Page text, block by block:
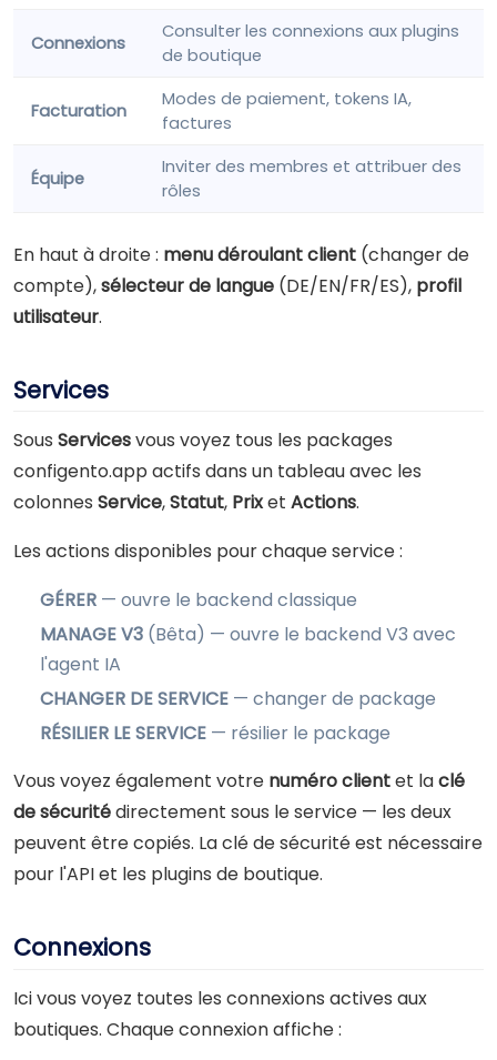
Connexions
Consulter les connexions aux plugins
de boutique
Facturation
Modes de paiement, tokens IA,
factures
Équipe
Inviter des membres et attribuer des
rôles
En haut à droite : menu déroulant client (changer de
compte),sélecteur de langue (DE/EN/FR/ES), profil
utilisateur.
Services
Sous Servicesvous voyez tous les packages
configento.app actifs dans un tableau avec les
colonnes Service,Statut, Prixet Actions.
Les actions disponibles pour chaque service :
GÉRER — ouvre le backend classique
MANAGE V3 (Bêta) — ouvre le backend V3 avec
l'agent IA
CHANGER DE SERVICE — changer de package
RÉSILIER LE SERVICE — résilier le package
Vous voyez également votre numéro clientet laclé
de sécuritédirectement sous le service — les deux
peuvent être copiés. La clé de sécurité est nécessaire
pour l'API et les plugins de boutique.
Connexions
Ici vous voyez toutes les connexions actives aux
boutiques. Chaque connexion affiche :